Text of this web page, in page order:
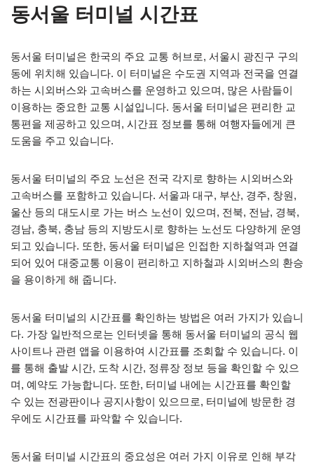
동서울 터미널 시간표
동서울 터미널은 한국의 주요 교통 허브로, 서울시 광진구 구의
동에 위치해 있습니다. 이 터미널은 수도권 지역과 전국을 연결
하는 시외버스와 고속버스를 운영하고 있으며, 많은 사람들이
이용하는 중요한 교통 시설입니다. 동서울 터미널은 편리한 교
통편을 제공하고 있으며, 시간표 정보를 통해 여행자들에게 큰
도움을 주고 있습니다.
동서울 터미널의 주요 노선은 전국 각지로 향하는 시외버스와
고속버스를 포함하고 있습니다. 서울과 대구, 부산, 경주, 창원,
울산 등의 대도시로 가는 버스 노선이 있으며, 전북, 전남, 경북,
경남, 충북, 충남 등의 지방도시로 향하는 노선도 다양하게 운영
되고 있습니다. 또한, 동서울 터미널은 인접한 지하철역과 연결
되어 있어 대중교통 이용이 편리하고 지하철과 시외버스의 환승
을 용이하게 해 줍니다.
동서울 터미널의 시간표를 확인하는 방법은 여러 가지가 있습니
다. 가장 일반적으로는 인터넷을 통해 동서울 터미널의 공식 웹
사이트나 관련 앱을 이용하여 시간표를 조회할 수 있습니다. 이
를 통해 출발 시간, 도착 시간, 정류장 정보 등을 확인할 수 있으
며, 예약도 가능합니다. 또한, 터미널 내에는 시간표를 확인할
수 있는 전광판이나 공지사항이 있으므로, 터미널에 방문한 경
우에도 시간표를 파악할 수 있습니다.
동서울 터미널 시간표의 중요성은 여러 가지 이유로 인해 부각